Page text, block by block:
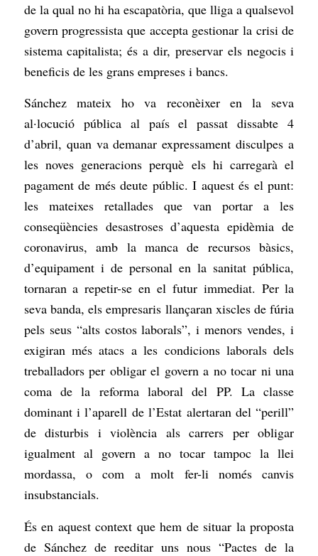
de la qual no hi ha escapatòria, que lliga a qualsevol
govern progressista que accepta gestionar la crisi de
sistema capitalista; és a dir, preservar els negocis i
beneficis de les grans empreses i bancs.
Sánchez mateix ho va reconèixer en la seva
al·locució pública al país el passat dissabte 4
d’abril, quan va demanar expressament disculpes a
les noves generacions perquè els hi carregarà el
pagament de més deute públic. I aquest és el punt:
les mateixes retallades que van portar a les
conseqüències desastroses d’aquesta epidèmia de
coronavirus, amb la manca de recursos bàsics,
d’equipament i de personal en la sanitat pública,
tornaran a repetir-se en el futur immediat. Per la
seva banda, els empresaris llançaran xiscles de fúria
pels seus “alts costos laborals”, i menors vendes, i
exigiran més atacs a les condicions laborals dels
treballadors per obligar el govern a no tocar ni una
coma de la reforma laboral del PP. La classe
dominant i l’aparell de l’Estat alertaran del “perill”
de disturbis i violència als carrers per obligar
igualment al govern a no tocar tampoc la llei
mordassa, o com a molt fer-li només canvis
insubstancials.
És en aquest context que hem de situar la proposta
de Sánchez de reeditar uns nous “Pactes de la